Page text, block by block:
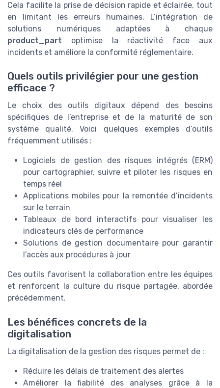
Cela facilite la prise de décision rapide et éclairée, tout
en limitant les erreurs humaines. L’intégration de
solutions numériques adaptées à chaque
product_part optimise la réactivité face aux
incidents et améliore la conformité réglementaire.
Quels outils privilégier pour une gestion
efficace ?
Le choix des outils digitaux dépend des besoins
spécifiques de l’entreprise et de la maturité de son
système qualité. Voici quelques exemples d’outils
fréquemment utilisés :
Logiciels de gestion des risques intégrés (ERM)
pour cartographier, suivre et piloter les risques en
temps réel
Applications mobiles pour la remontée d’incidents
sur le terrain
Tableaux de bord interactifs pour visualiser les
indicateurs clés de performance
Solutions de gestion documentaire pour garantir
l’accès aux procédures à jour
Ces outils favorisent la collaboration entre les équipes
et renforcent la culture du risque partagée, abordée
précédemment.
Les bénéfices concrets de la
digitalisation
La digitalisation de la gestion des risques permet de :
Réduire les délais de traitement des alertes
Améliorer la fiabilité des analyses grâce à la